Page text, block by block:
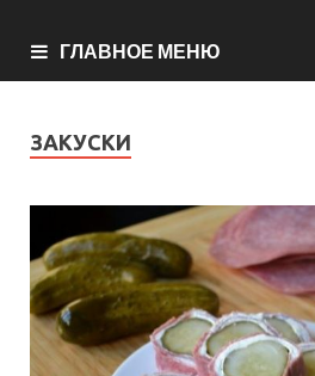
ГЛАВНОЕ МЕНЮ
ЗАКУСКИ